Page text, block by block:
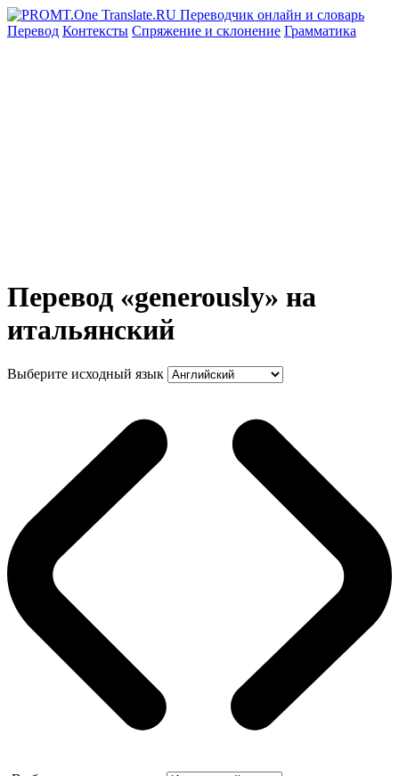
Перевод Контексты Спряжение и склонение Грамматика
Перевод «generously» на
итальянский
Выберите исходный язык